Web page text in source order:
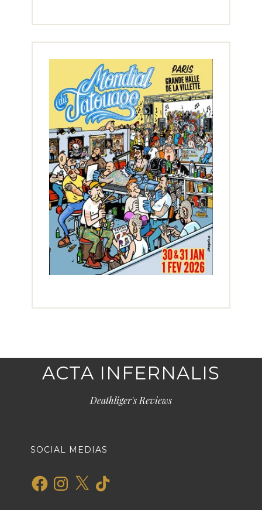
ACTA INFERNALIS
Deathliger's Reviews
SOCIAL MEDIAS
FacebookInstagram
X TikTok